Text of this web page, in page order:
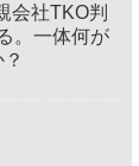
会社TKO判
。一体何が